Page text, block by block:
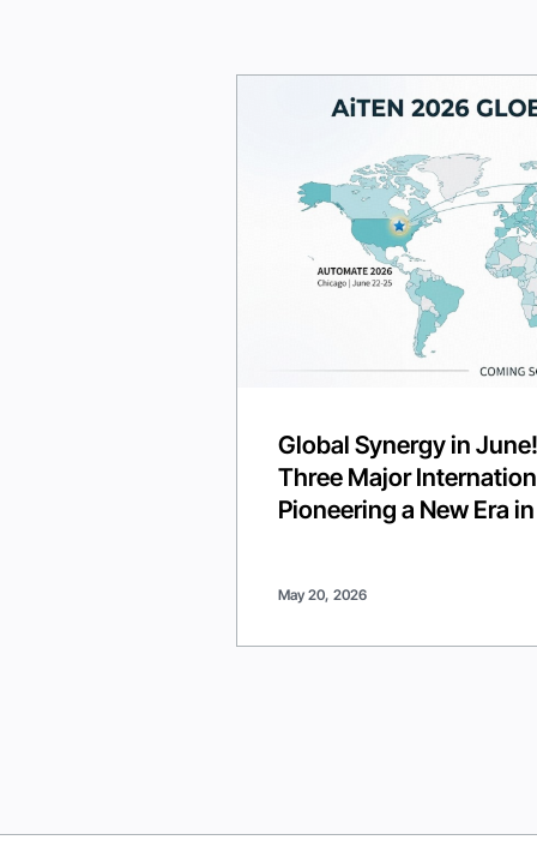
Global Synergy in
Three Major
Pioneering a New Era
May 20, 2026